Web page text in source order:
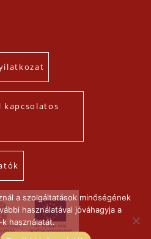
kapcsolatos
a szolgáltatások minőségének
használatával jóváhagyja a
használatát.